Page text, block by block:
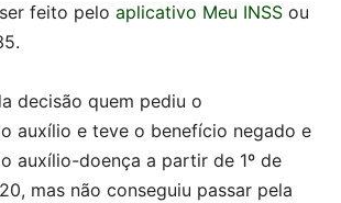
feito pelo aplicativo Meu INSS ou
decisão quem pediu o
auxílio e teve o benefício negado e
auxílio-doença a partir de 1º de
mas não conseguiu passar pela